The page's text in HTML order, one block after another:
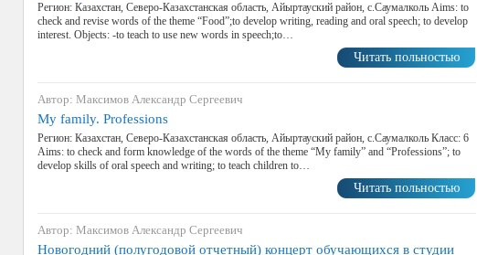
Регион: Казахстан, Северо-Казахстанская область, Айыртауский район, с.Саумалколь Aims: to
check and revise words of the theme “Food”;to develop writing, reading and oral speech; to develop
interest. Objects: -to teach to use new words in speech;to…
Читать польностью
Автор: Максимов Александр Сергеевич
My family. Professions
Регион: Казахстан, Северо-Казахстанская область, Айыртауский район, с.Саумалколь Класс: 6
Aims: to check and form knowledge of the words of the theme “My family” and “Professions”; to
develop skills of oral speech and writing; to teach children to…
Читать польностью
Автор: Максимов Александр Сергеевич
Новогодний (полугодовой отчетный) концерт обучающихся в студии